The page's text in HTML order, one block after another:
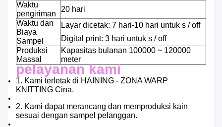
Waktu
pengiriman
20 hari
Waktu dan
Biaya
Sampel
Layar dicetak: 7 hari-10 hari untuk s / off
Digital print: 3 hari untuk s / off
Produksi
Massal
Kapasitas bulanan 100000 ~ 120000
meter
pelayanan kami
1. Kami terletak di HAINING - ZONA WARP
KNITTING Cina.
2. Kami dapat merancang dan memproduksi kain
sesuai dengan sampel pelanggan.